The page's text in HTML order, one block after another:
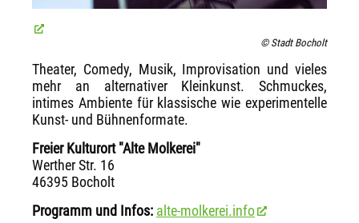
© Stadt Bocholt
Theater, Comedy, Musik, Improvisation und vieles
mehr an alternativer Kleinkunst. Schmuckes,
intimes Ambiente für klassische wie experimentelle
Kunst- und Bühnenformate.
Freier Kulturort "Alte Molkerei"
Werther Str. 16
46395 Bocholt
Programm und Infos: alte-molkerei.info